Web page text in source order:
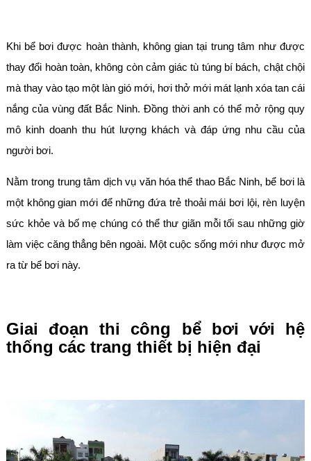
Khi bể bơi được hoàn thành, không gian tại trung tâm như được
thay đổi hoàn toàn, không còn cảm giác tù túng bí bách, chật chội
mà thay vào tạo một làn gió mới, hơi thở mới mát lạnh xóa tan cái
nắng của vùng đất Bắc Ninh. Đồng thời anh có thể mở rộng quy
mô kinh doanh thu hút lượng khách và đáp ứng nhu cầu của
người bơi.
Nằm trong trung tâm dịch vụ văn hóa thể thao Bắc Ninh, bể bơi là
một không gian mới để những đứa trẻ thoải mái bơi lội, rèn luyện
sức khỏe và bố mẹ chúng có thể thư giãn mỗi tối sau những giờ
làm việc căng thẳng bên ngoài. Một cuộc sống mới như được mở
ra từ bể bơi này.
Giai đoạn thi công bể bơi với hệ
thống các trang thiết bị hiện đại